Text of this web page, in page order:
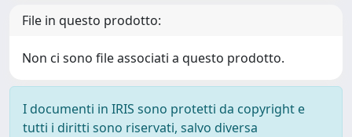
File in questo prodotto:
Non ci sono file associati a questo prodotto.
I documenti in IRIS sono protetti da copyright e
tutti i diritti sono riservati, salvo diversa